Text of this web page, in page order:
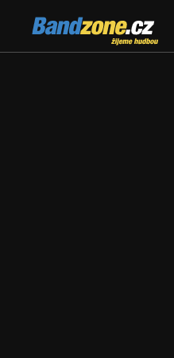
Bandzone.cz
žijeme hudbou